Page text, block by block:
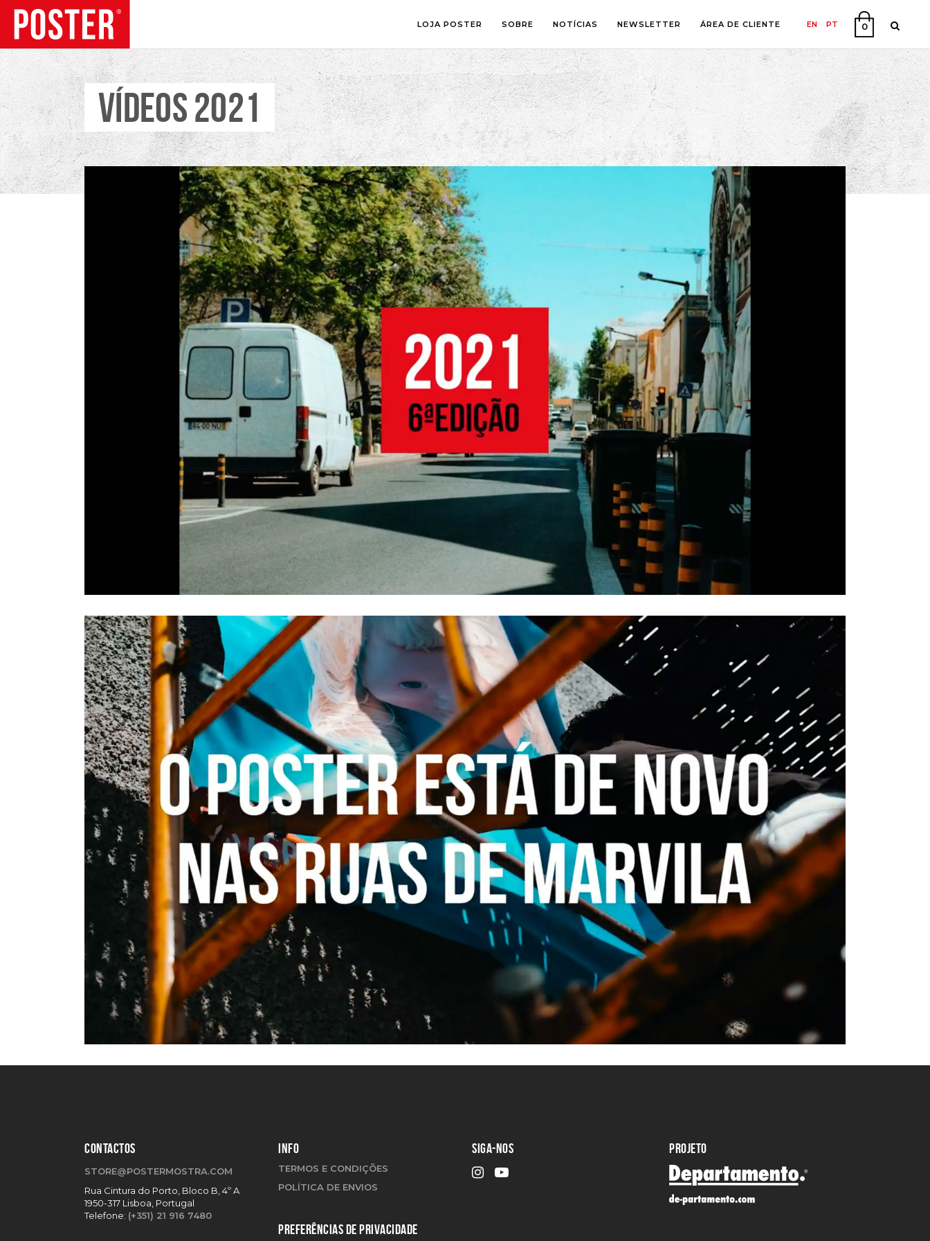
EN PT 0
LOJA POSTER
TENDÊNCIAS
SALA
QUARTO
ESCRITÓRIO
ESPAÇOS CRIANÇA
FOTOGRAFIA
ILUSTRAÇÃO
LETTERING
COLLAGE
COMIC ART
SOBRE NOTÍCIAS NEWSLETTER ÁREA DE CLIENTE
VÍDEOS 2021
CONTACTOS
STORE@POSTERMOSTRA.COM
Rua Cintura do Porto, Bloco B, 4º A
1950-317 Lisboa, Portugal
Telefone: (+351) 21 916 7480
INFO
TERMOS E CONDIÇÕES
POLÍTICA DE ENVIOS
PREFERÊNCIAS DE PRIVACIDADE
SIGA-NOS PROJETO